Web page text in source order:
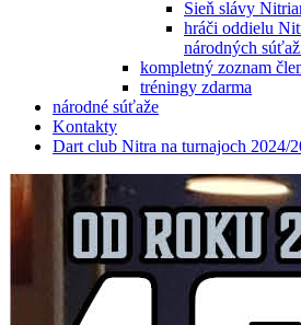
Sieň slávy
hráči oddielu
národných
kompletný zoznam
tréningy zdarma
národné súťaže
Kontakty
Dart club Nitra na turnajoch 2024/